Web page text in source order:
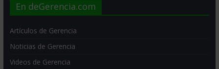
En deGerencia.com
Artículos de Gerencia
Noticias de Gerencia
Videos de Gerencia